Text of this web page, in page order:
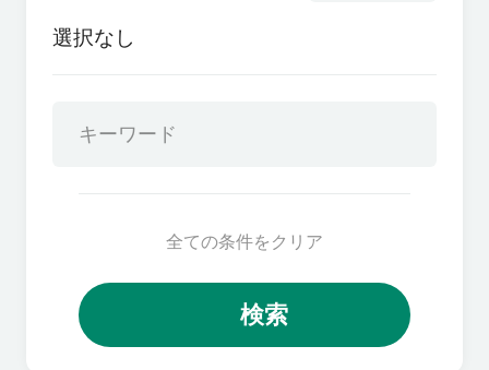
選択なし
全ての条件をクリア
検索